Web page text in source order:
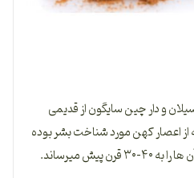
و دار چین سایگون از قدیمی
اعصار کهن مورد شناخت بشر بوده
میرساند.